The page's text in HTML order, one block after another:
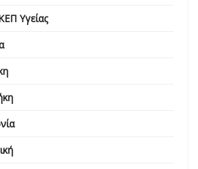
Υγείας